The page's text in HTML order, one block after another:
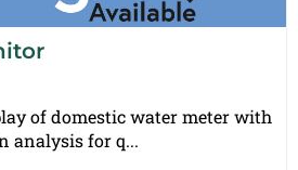
of domestic water meter with
analysis for q...